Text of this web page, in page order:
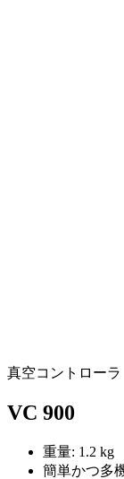
真空コントローラ
VC 900
重量: 1.2 kg
簡単かつ多